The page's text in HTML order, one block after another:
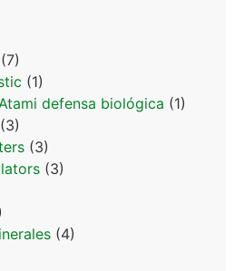
(7)
(1)
defensa biológica (1)
(3)
(3)
(3)
(4)